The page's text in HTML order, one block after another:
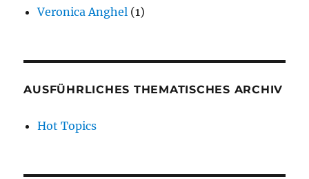
Veronica Anghel (1)
AUSFÜHRLICHES THEMATISCHES ARCHIV
Hot Topics